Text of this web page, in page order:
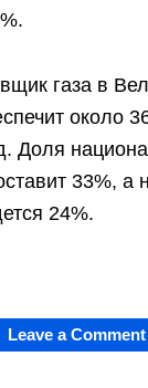
газа в
около
Доля
33%, а
24%.
Leave a Comment